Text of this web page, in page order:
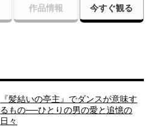
作品情報 今すぐ観る
『髪結いの亭主』でダンスが意味す
るもの──ひとりの男の愛と追憶の
日々